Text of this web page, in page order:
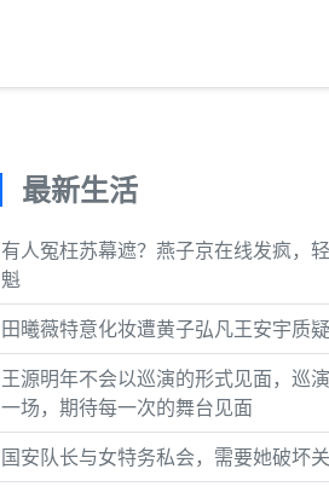
最新生活
有人冤枉苏幕遮？燕子京在线发疯，
魁
田曦薇特意化妆遭黄子弘凡王安宇质
王源明年不会以巡演的形式见面，巡
一场，期待每一次的舞台见面
国安队长与女特务私会，需要她破坏